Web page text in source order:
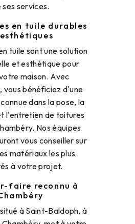
ses services.
en tuile durables
tuile sont une solution
et esthétique pour
maison. Avec
vous bénéficiez d'une
dans la pose, la
l'entretien de toitures
Nos équipes
vous conseiller sur
matériaux les plus
à votre projet.
faire reconnu à
à Saint-Baldoph, à